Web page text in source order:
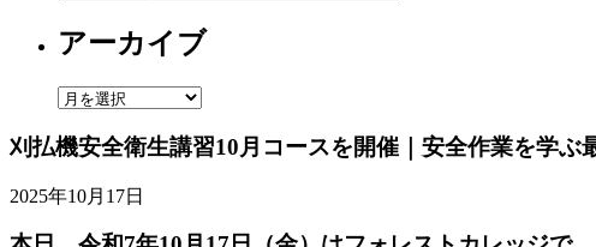
ゴ
ー
アーカイブ
ア
カ
ブ
刈払機安全衛生講習10月コースを開催｜安全作業を学ぶ
2025年10月17日